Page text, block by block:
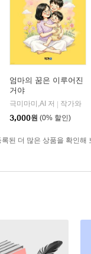
엄마의 꿈은 이루어진
거야
극미마미,AI 저
작가와
3,000원 (0% 할인)
된 더 많은 상품을 확인해